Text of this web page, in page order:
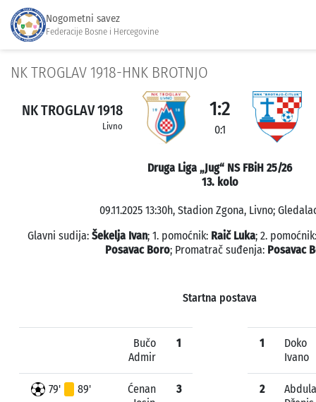
Nogometni savez
Federacije Bosne i Hercegovine
NK TROGLAV 1918-HNK BROTNJO
NK TROGLAV 1918
Livno
1:2
0:1
Druga Liga „Jug“ NS FBiH 25/26
13. kolo
09.11.2025 13:30h, Stadion Zgona, Livno;
Glavni sudija: Šekelja Ivan; 1. pomoćnik: Raič Luka; 2.
Posavac Boro; Promatrač suđenja: Posavac
Startna postava
Bučo
Admir
1
79' 89'
Ćenan
3
1
Doko
Ivano
2